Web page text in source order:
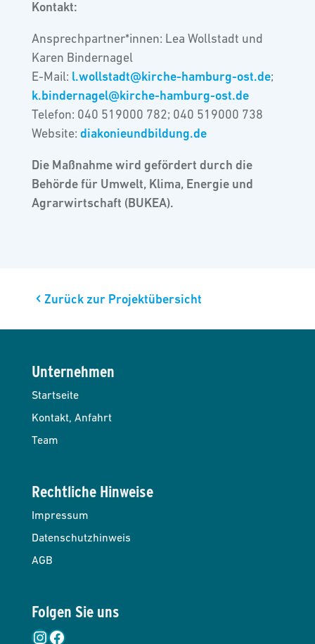
Kontakt:
Ansprechpartner*innen: Lea Wollstadt und
Karen Bindernagel
E-Mail: l.wollstadt@kirche-hamburg-ost.de;
k.bindernagel@kirche-hamburg-ost.de
Telefon: 040 519000 782; 040 519000 738
Website: diakonieundbildung.de
Die Maßnahme wird gefördert durch die
Behörde für Umwelt, Klima, Energie und
Agrarwirtschaft (BUKEA).
Zurück zur Projektübersicht
Unternehmen
Startseite
Kontakt, Anfahrt
Team
Rechtliche Hinweise
Impressum
Datenschutzhinweis
AGB
Folgen Sie uns
Instagram
Facebook